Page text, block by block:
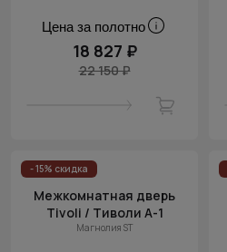
Цена за полотно
18 827 ₽
22 150 ₽
- 15% скидка
Межкомнатная дверь
Tivoli / Тиволи А-1
Магнолия ST